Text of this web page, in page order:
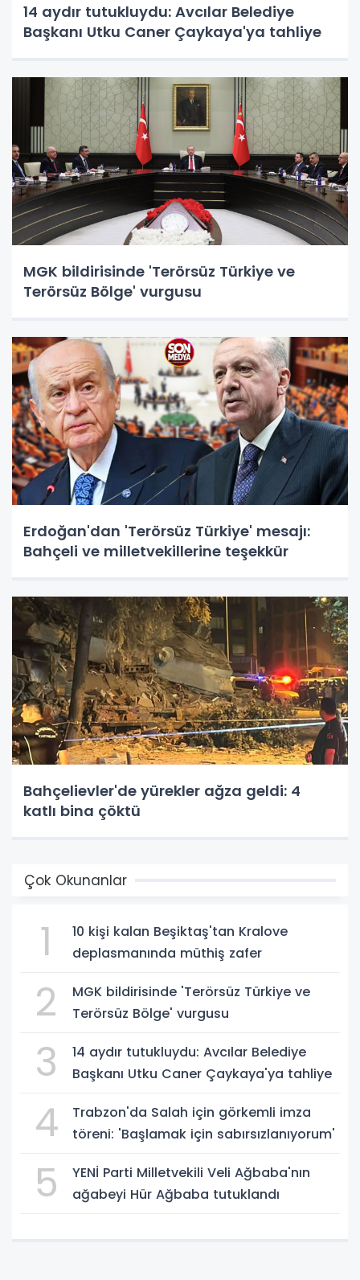
14 aydır tutukluydu: Avcılar Belediye
Başkanı Utku Caner Çaykaya'ya tahliye
MGK bildirisinde 'Terörsüz Türkiye ve
Terörsüz Bölge' vurgusu
Erdoğan'dan 'Terörsüz Türkiye' mesajı:
Bahçeli ve milletvekillerine teşekkür
Bahçelievler'de yürekler ağza geldi: 4
katlı bina çöktü
Çok Okunanlar
1
10 kişi kalan Beşiktaş'tan Kralove
deplasmanında müthiş zafer
2
MGK bildirisinde 'Terörsüz Türkiye ve
Terörsüz Bölge' vurgusu
3
14 aydır tutukluydu: Avcılar Belediye
Başkanı Utku Caner Çaykaya'ya tahliye
4
Trabzon'da Salah için görkemli imza
töreni: 'Başlamak için sabırsızlanıyorum'
5
YENİ Parti Milletvekili Veli Ağbaba'nın
ağabeyi Hür Ağbaba tutuklandı